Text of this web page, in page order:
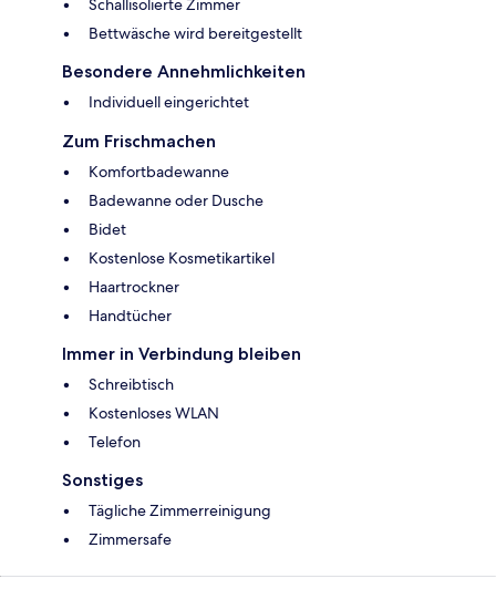
Schallisolierte Zimmer
Bettwäsche wird bereitgestellt
Besondere Annehmlichkeiten
Individuell eingerichtet
Zum Frischmachen
Komfortbadewanne
Badewanne oder Dusche
Bidet
Kostenlose Kosmetikartikel
Haartrockner
Handtücher
Immer in Verbindung bleiben
Schreibtisch
Kostenloses WLAN
Telefon
Sonstiges
Tägliche Zimmerreinigung
Zimmersafe